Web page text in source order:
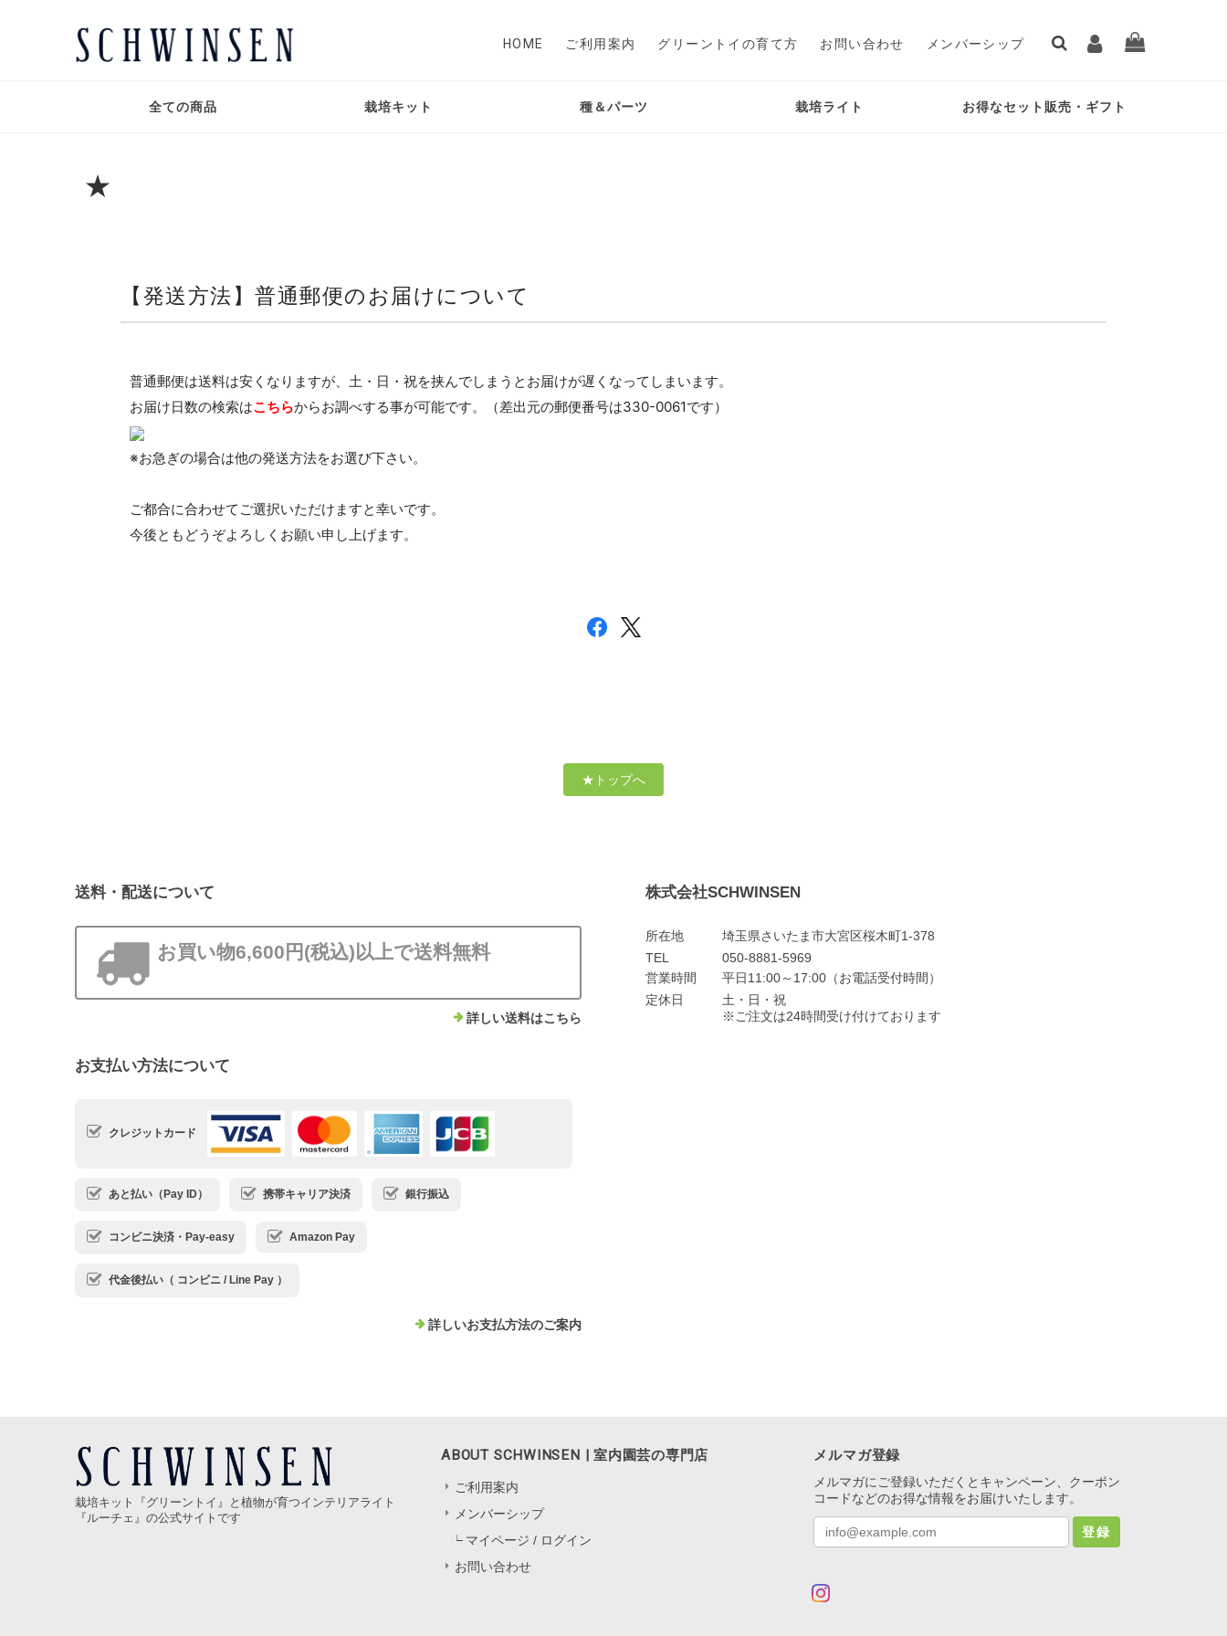
HOME ご利用案内 グリーントイの育て方 お問い合わせ メンバーシップ
全ての商品 栽培キット 種＆パーツ 栽培ライト お得なセット販売・ギフト
★
【発送方法】普通郵便のお届けについて
普通郵便は送料は安くなりますが、土・日・祝を挟んでしまうとお届けが遅くなってしまいます。
お届け日数の検索はこちらからお調べする事が可能です。（差出元の郵便番号は330-0061です）
※お急ぎの場合は他の発送方法をお選び下さい。
ご都合に合わせてご選択いただけますと幸いです。
今後ともどうぞよろしくお願い申し上げます。
★トップへ
送料・配送について
お買い物6,600円(税込)以上で送料無料
詳しい送料はこちら
お支払い方法について
クレジットカード
あと払い（Pay ID） 携帯キャリア決済 銀行振込
コンビニ決済・Pay-easy Amazon Pay
代金後払い（ コンビニ / Line Pay ）
詳しいお支払方法のご案内
株式会社SCHWINSEN
所在地
埼玉県さいたま市大宮区桜木町1-378
TEL
050-8881-5969
営業時間
平日11:00～17:00（お電話受付時間）
定休日
土・日・祝
※ご注文は24時間受け付けております
栽培キット『グリーントイ』と植物が育つインテリアライト
『ルーチェ』の公式サイトです
ABOUT SCHWINSEN | 室内園芸の専門店
ご利用案内
メンバーシップ
マイページ / ログイン
お問い合わせ
メルマガ登録
メルマガにご登録いただくとキャンペーン、クーポン
コードなどのお得な情報をお届けいたします。
登録